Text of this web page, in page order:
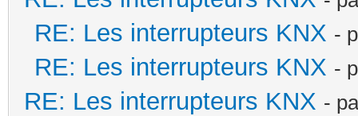
RE: Les interrupteurs KNX -
RE: Les interrupteurs KNX -
RE: Les interrupteurs KNX -